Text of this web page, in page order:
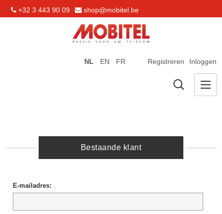
+32 3 443 90 09 shop@mobitel.be
Registreren Inloggen
NL EN FR
Bestaande klant
E-mailadres: